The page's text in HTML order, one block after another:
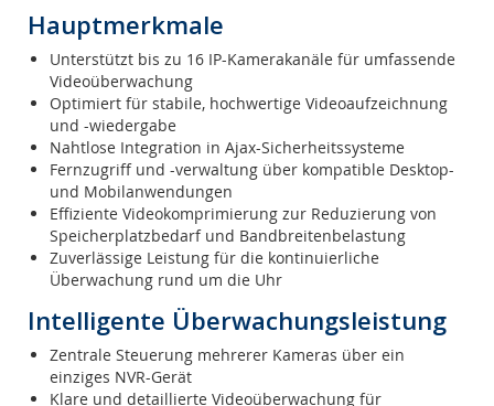
Hauptmerkmale
Unterstützt bis zu 16 IP-Kamerakanäle für umfassende
Videoüberwachung
Optimiert für stabile, hochwertige Videoaufzeichnung
und -wiedergabe
Nahtlose Integration in Ajax-Sicherheitssysteme
Fernzugriff und -verwaltung über kompatible Desktop-
und Mobilanwendungen
Effiziente Videokomprimierung zur Reduzierung von
Speicherplatzbedarf und Bandbreitenbelastung
Zuverlässige Leistung für die kontinuierliche
Überwachung rund um die Uhr
Intelligente Überwachungsleistung
Zentrale Steuerung mehrerer Kameras über ein
einziges NVR-Gerät
Klare und detaillierte Videoüberwachung für